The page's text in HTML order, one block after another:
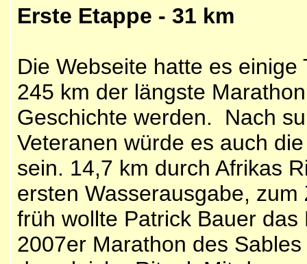
Erste Etappe - 31 km
Die Webseite hatte es
245 km der längste
Geschichte werden. Nach
Veteranen würde es auch
sein. 14,7 km durch Afrikas
ersten Wasserausgabe,
früh wollte Patrick Bauer
2007er Marathon des